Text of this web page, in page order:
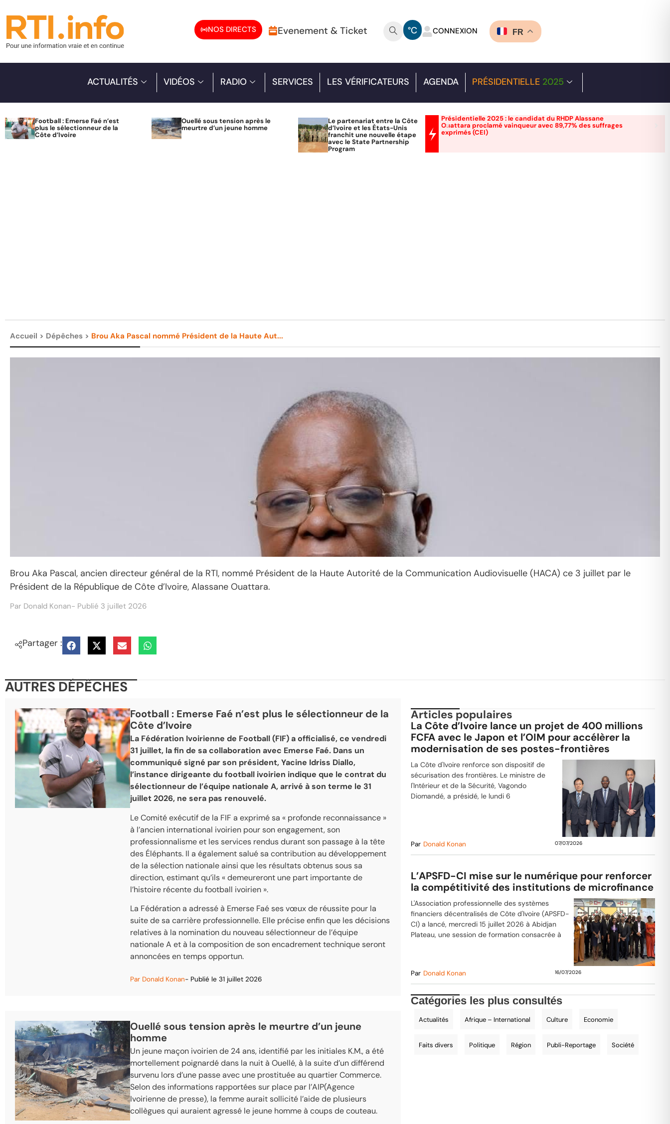
NOS DIRECTS Evenement & Ticket °C CONNEXION FR
ACTUALITÉS VIDÉOS RADIO SERVICES LES VÉRIFICATEURS AGENDA PRÉSIDENTIELLE 2025
Football : Emerse Faé n’est
plus le sélectionneur de la
Côte d’Ivoire
Ouellé sous tension après le
meurtre d’un jeune homme
Le partenariat entre la Côte
d’Ivoire et les États-Unis
franchit une nouvelle étape
avec le State Partnership
Program
Présidentielle 2025 : le candidat du RHDP Alassane
Ouattara proclamé vainqueur avec 89,77% des suffrages
exprimés (CEI)
Accueil > Dépêches > Brou Aka Pascal nommé Président de la Haute Aut...
Brou Aka Pascal, ancien directeur général de la RTI, nommé Président de la Haute Autorité de la Communication Audiovisuelle (HACA) ce 3 juillet par le
Président de la République de Côte d’Ivoire, Alassane Ouattara.
Par Donald Konan- Publié 3 juillet 2026
Partager :
AUTRES DÉPÊCHES
Football : Emerse Faé n’est plus le sélectionneur de la
Côte d’Ivoire
La Fédération Ivoirienne de Football (FIF) a officialisé, ce vendredi
31 juillet, la fin de sa collaboration avec Emerse Faé. Dans un
communiqué signé par son président, Yacine Idriss Diallo,
l’instance dirigeante du football ivoirien indique que le contrat du
sélectionneur de l’équipe nationale A, arrivé à son terme le 31
juillet 2026, ne sera pas renouvelé.
Le Comité exécutif de la FIF a exprimé sa « profonde reconnaissance »
à l’ancien international ivoirien pour son engagement, son
professionnalisme et les services rendus durant son passage à la tête
des Éléphants. Il a également salué sa contribution au développement
de la sélection nationale ainsi que les résultats obtenus sous sa
direction, estimant qu’ils « demeureront une part importante de
l’histoire récente du football ivoirien ».
La Fédération a adressé à Emerse Faé ses vœux de réussite pour la
suite de sa carrière professionnelle. Elle précise enfin que les décisions
relatives à la nomination du nouveau sélectionneur de l’équipe
nationale A et à la composition de son encadrement technique seront
annoncées en temps opportun.
ParDonald Konan- Publié le 31 juillet 2026
Ouellé sous tension après le meurtre d’un jeune
homme
Un jeune maçon ivoirien de 24 ans, identifié par les initiales K.M., a été
mortellement poignardé dans la nuit à Ouellé, à la suite d’un différend
survenu lors d’une passe avec une prostituée au quartier Commerce.
Selon des informations rapportées sur place par l’AIP(Agence
Ivoirienne de presse), la femme aurait sollicité l’aide de plusieurs
collègues qui auraient agressé le jeune homme à coups de couteau.
Articles populaires
La Côte d’Ivoire lance un projet de 400 millions
FCFA avec le Japon et l’OIM pour accélèrer la
modernisation de ses postes-frontières
La Côte d'Ivoire renforce son dispositif de
sécurisation des frontières. Le ministre de
l'Intérieur et de la Sécurité, Vagondo
Diomandé, a présidé, le lundi 6
Par Donald Konan 07/07/2026
L’APSFD-CI mise sur le numérique pour renforcer
la compétitivité des institutions de microfinance
L'Association professionnelle des systèmes
financiers décentralisés de Côte d'Ivoire (APSFD-
CI) a lancé, mercredi 15 juillet 2026 à Abidjan
Plateau, une session de formation consacrée à
Par Donald Konan 16/07/2026
Catégories les plus consultés
Actualités Afrique – International Culture Economie
Faits divers Politique Région Publi-Reportage Société